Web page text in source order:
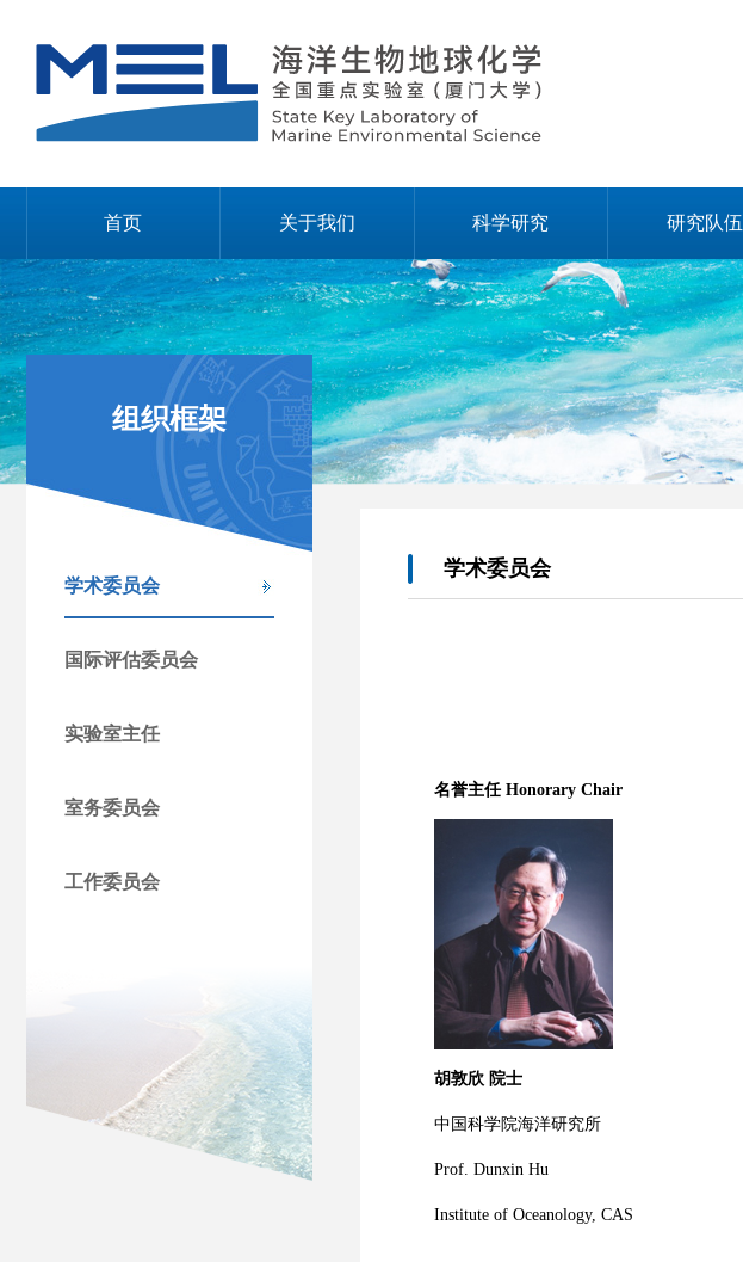
首页 关于我们 科学研究 研究队伍
组织框架
学术委员会
国际评估委员会
实验室主任
室务委员会
工作委员会
学术委员会
名誉主任 Honorary Chair
胡敦欣 院士
中国科学院海洋研究所
Prof. Dunxin Hu
Institute of Oceanology, CAS